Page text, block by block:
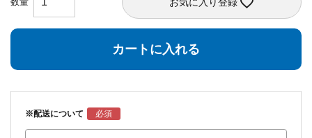
カートに入れる
※配送について